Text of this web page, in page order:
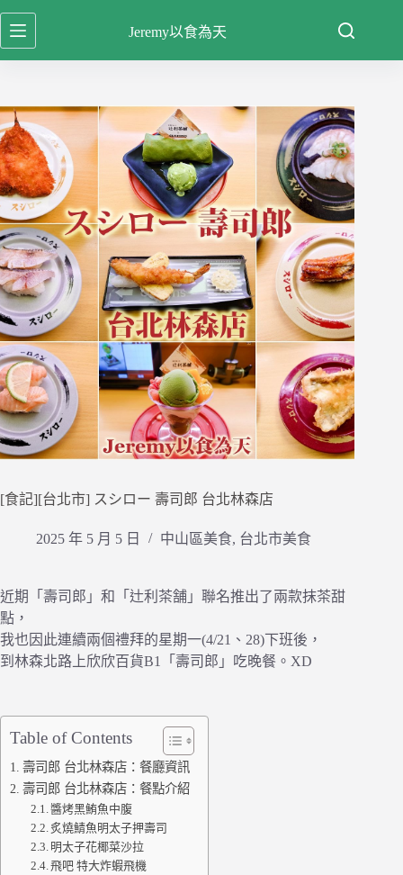
跳
至
容
Jeremy以食為天
[食記][台北市] スシロー 壽司郎 台北林森店
2025 年 5 月 5 日 中山區美食, 台北市美食
近期「壽司郎」和「辻利茶舗」聯名推出了兩款抹茶甜
點，
我也因此連續兩個禮拜的星期一(4/21、28)下班後，
到林森北路上欣欣百貨B1「壽司郎」吃晚餐。XD
Table of Contents
壽司郎 台北林森店：餐廳資訊
壽司郎 台北林森店：餐點介紹
醬烤黑鮪魚中腹
炙燒鯖魚明太子押壽司
明太子花椰菜沙拉
飛吧 特大炸蝦飛機